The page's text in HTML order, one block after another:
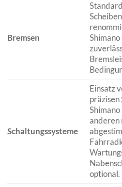
Bremsen
Schaltungssysteme
Einsatz
präzisen
Shimano
anderen
optional.